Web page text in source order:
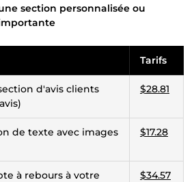
section personnalisée ou
Tarifs
d'avis clients
$28.81
de texte avec images
$17.28
à rebours à votre
$34.57